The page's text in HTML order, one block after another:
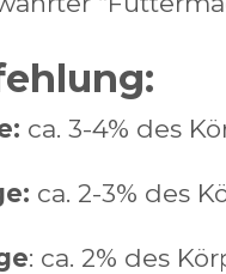
ca. 3-4% des
ca. 2-3% des
: ca. 2% des